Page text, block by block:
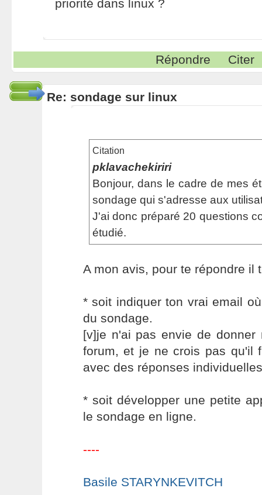
priorité dans linux ?
Répondre Citer
Re: sondage sur linux
Citation
pklavachekiriri
Bonjour, dans le cadre de mes
sondage qui s'adresse aux
J'ai donc préparé 20 questions
étudié.
A mon avis, pour te répondre il
* soit indiquer ton vrai email
du sondage.
[v]je n'ai pas envie de donner
forum, et je ne crois pas qu'il
avec des réponses
* soit développer une petite
le sondage en ligne.
----
Basile STARYNKEVITCH